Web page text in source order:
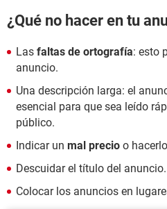
¿Qué no hacer en tu
Las faltas de ortografía: esto
anuncio.
Una descripción larga: el
esencial para que sea leído
público.
Indicar un mal precio o
Descuidar el título del anuncio.
Colocar los anuncios en